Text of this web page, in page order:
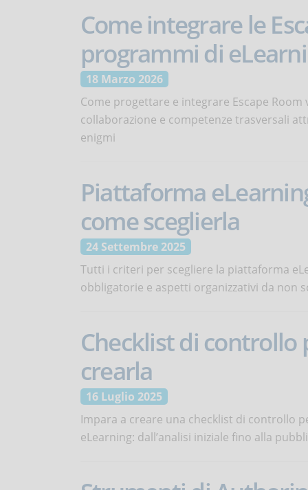
Come integrare le
programmi di
18 Marzo 2026
Come progettare e integrare Escape
collaborazione e competenze trasversali
enigmi
Piattaforma
come sceglierla
24 Settembre 2025
Tutti i criteri per scegliere la piattaforma
obbligatorie e aspetti organizzativi da non
Checklist di controllo
crearla
16 Luglio 2025
Impara a creare una checklist di controllo
eLearning: dall’analisi iniziale fino alla